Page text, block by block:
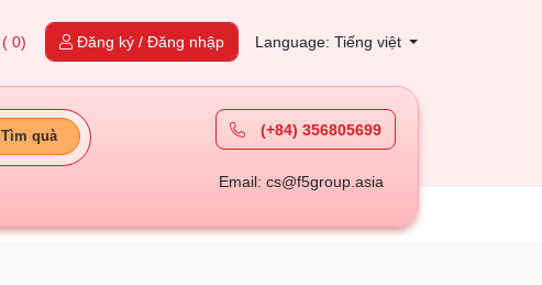
( 0) Đăng ký / Đăng nhập Language: Tiếng việt
Tìm quà (+84) 356805699
Email: cs@f5group.asia